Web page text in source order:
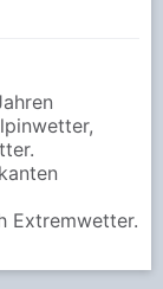
Extremwetter.